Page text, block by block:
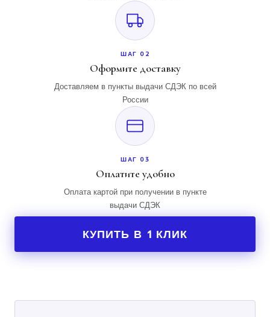
ШАГ 02
Оформите доставку
Доставляем в пункты выдачи СДЭК по всей
России
ШАГ 03
Оплатите удобно
Оплата картой при получении в пункте
выдачи СДЭК
КУПИТЬ В 1 КЛИК